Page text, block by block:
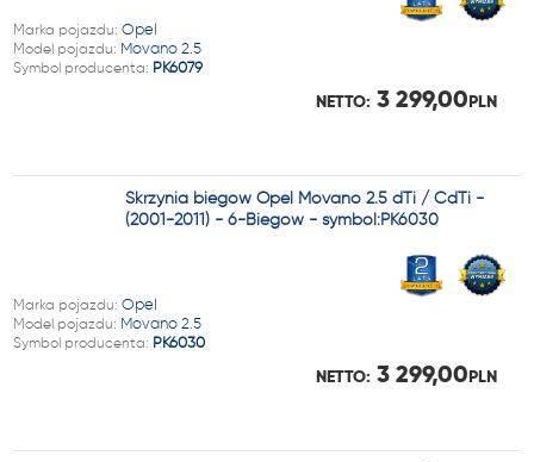
Marka pojazdu: Opel
Model pojazdu: Movano 2.5
Symbol producenta: PK6079
NETTO: 3 299,00PLN
Skrzynia biegów Opel Movano 2.5 dTi / CdTi -
(2001-2011) - 6-Biegów - symbol:PK6030
Marka pojazdu: Opel
Model pojazdu: Movano 2.5
Symbol producenta: PK6030
NETTO: 3 299,00PLN